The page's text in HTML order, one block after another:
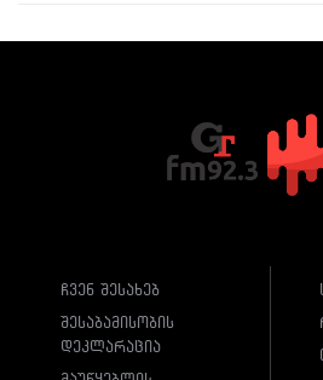
ჩვენ შესახებ
შესაბამისობის
დეკლარაცია